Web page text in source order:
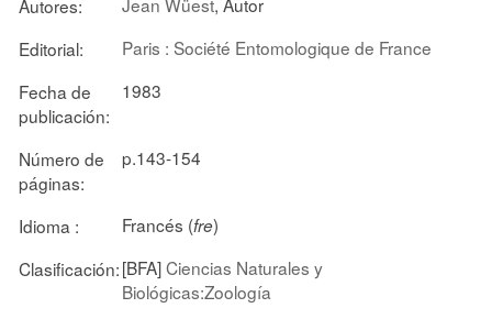
Autores:
Editorial:
Paris : Société Entomologique de France
Fecha de
publicación:
1983
Número de
páginas:
p.143-154
Idioma : Francés (fre)
Clasificación:[BFA]Ciencias Naturales y
Biológicas:Zoología